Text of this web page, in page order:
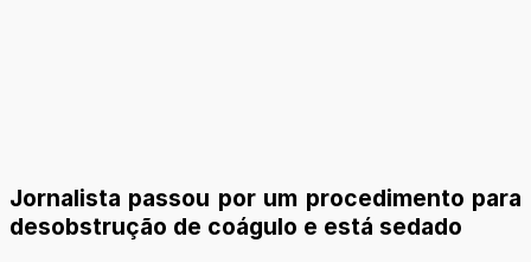
Jornalista passou por um procedimento para
desobstrução de coágulo e está sedado